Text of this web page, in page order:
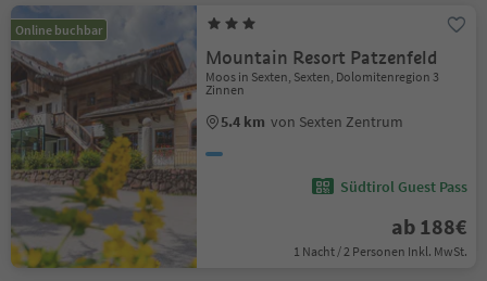
Online buchbar
Mountain Resort Patzenfeld
Moos in Sexten, Sexten, Dolomitenregion 3
Zinnen
5.4 km von Sexten Zentrum
Südtirol Guest Pass
ab 188€
1 Nacht / 2 Personen Inkl. MwSt.